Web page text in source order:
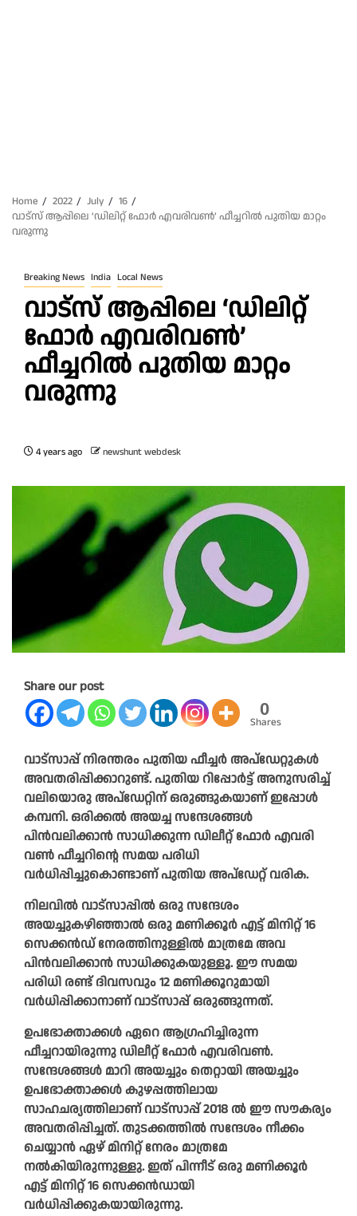
Home 2022 July
16
വാട്‌സ് ആപ്പിലെ ‘ഡിലിറ്റ് ഫോര്‍ എവരിവണ്‍’ ഫീച്ചറില്‍ പുതിയ മാറ്റം
വരുന്നു
Breaking News India Local News
വാട്‌സ് ആപ്പിലെ ‘ഡിലിറ്റ്
ഫോര്‍ എവരിവണ്‍’
ഫീച്ചറില്‍ പുതിയ മാറ്റം
വരുന്നു
4 years ago newshunt webdesk
Share our post
0
Shares
വാട്‌സാപ്പ് നിരന്തരം പുതിയ ഫീച്ചര്‍ അപ്‌ഡേറ്റുകള്‍
അവതരിപ്പിക്കാറുണ്ട്. പുതിയ റിപ്പോര്‍ട്ട് അനുസരിച്ച്
വലിയൊരു അപ്‌ഡേറ്റിന് ഒരുങ്ങുകയാണ് ഇപ്പോള്‍
കമ്പനി. ഒരിക്കല്‍ അയച്ച സന്ദേശങ്ങള്‍
പിന്‍വലിക്കാന്‍ സാധിക്കുന്ന ഡിലീറ്റ് ഫോര്‍ എവരി
വണ്‍ ഫീച്ചറിന്റെ സമയ പരിധി
വര്‍ധിപ്പിച്ചുകൊണ്ടാണ് പുതിയ അപ്‌ഡേറ്റ് വരിക.
നിലവില്‍ വാട്‌സാപ്പില്‍ ഒരു സന്ദേശം
അയച്ചുകഴിഞ്ഞാല്‍ ഒരു മണിക്കൂര്‍ എട്ട് മിനിറ്റ് 16
സെക്കന്‍ഡ് നേരത്തിനുള്ളില്‍ മാത്രമേ അവ
പിന്‍വലിക്കാന്‍ സാധിക്കുകയുള്ളൂ. ഈ സമയ
പരിധി രണ്ട് ദിവസവും 12 മണിക്കൂറുമായി
വര്‍ധിപ്പിക്കാനാണ് വാട്‌സാപ്പ് ഒരുങ്ങുന്നത്.
ഉപഭോക്താക്കള്‍ ഏറെ ആഗ്രഹിച്ചിരുന്ന
ഫീച്ചറായിരുന്നു ഡിലീറ്റ് ഫോര്‍ എവരിവണ്‍.
സന്ദേശങ്ങള്‍ മാറി അയച്ചും തെറ്റായി അയച്ചും
ഉപഭോക്താക്കള്‍ കുഴപ്പത്തിലായ
സാഹചര്യത്തിലാണ് വാട്‌സാപ്പ് 2018 ല്‍ ഈ സൗകര്യം
അവതരിപ്പിച്ചത്. തുടക്കത്തില്‍ സന്ദേശം നീക്കം
ചെയ്യാന്‍ ഏഴ് മിനിറ്റ് നേരം മാത്രമേ
നല്‍കിയിരുന്നുള്ളു. ഇത് പിന്നീട് ഒരു മണിക്കൂര്‍
എട്ട് മിനിറ്റ് 16 സെക്കന്‍ഡായി
വര്‍ധിപ്പിക്കുകയായിരുന്നു.